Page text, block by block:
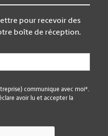
pour recevoir des
boîte de réception.
communique avec moi*.
avoir lu et accepter la